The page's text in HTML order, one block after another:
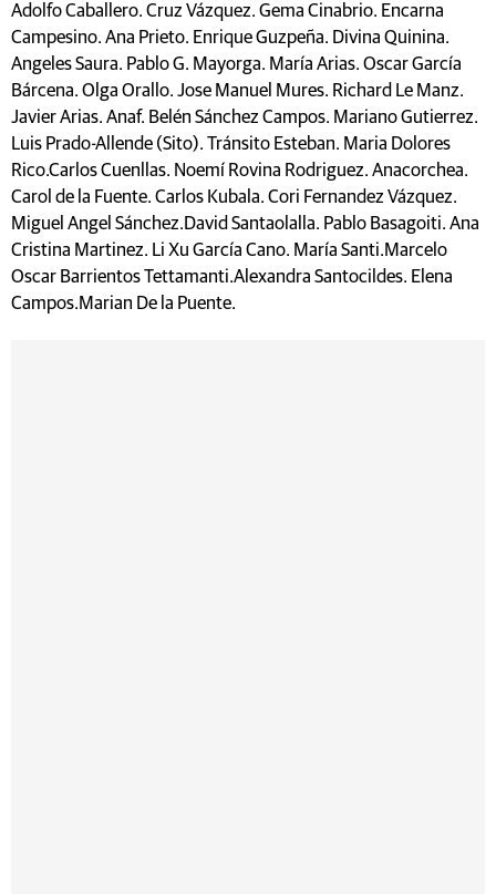
Adolfo Caballero. Cruz Vázquez. Gema Cinabrio. Encarna
Campesino. Ana Prieto. Enrique Guzpeña. Divina Quinina.
Angeles Saura. Pablo G. Mayorga. María Arias. Oscar García
Bárcena. Olga Orallo. Jose Manuel Mures. Richard Le Manz.
Javier Arias. Anaf. Belén Sánchez Campos. Mariano Gutierrez.
Luis Prado-Allende (Sito). Tránsito Esteban. Maria Dolores
Rico.Carlos Cuenllas. Noemí Rovina Rodriguez. Anacorchea.
Carol de la Fuente. Carlos Kubala. Cori Fernandez Vázquez.
Miguel Angel Sánchez.David Santaolalla. Pablo Basagoiti. Ana
Cristina Martinez. Li Xu García Cano. María Santi.Marcelo
Oscar Barrientos Tettamanti.Alexandra Santocildes. Elena
Campos.Marian De la Puente.